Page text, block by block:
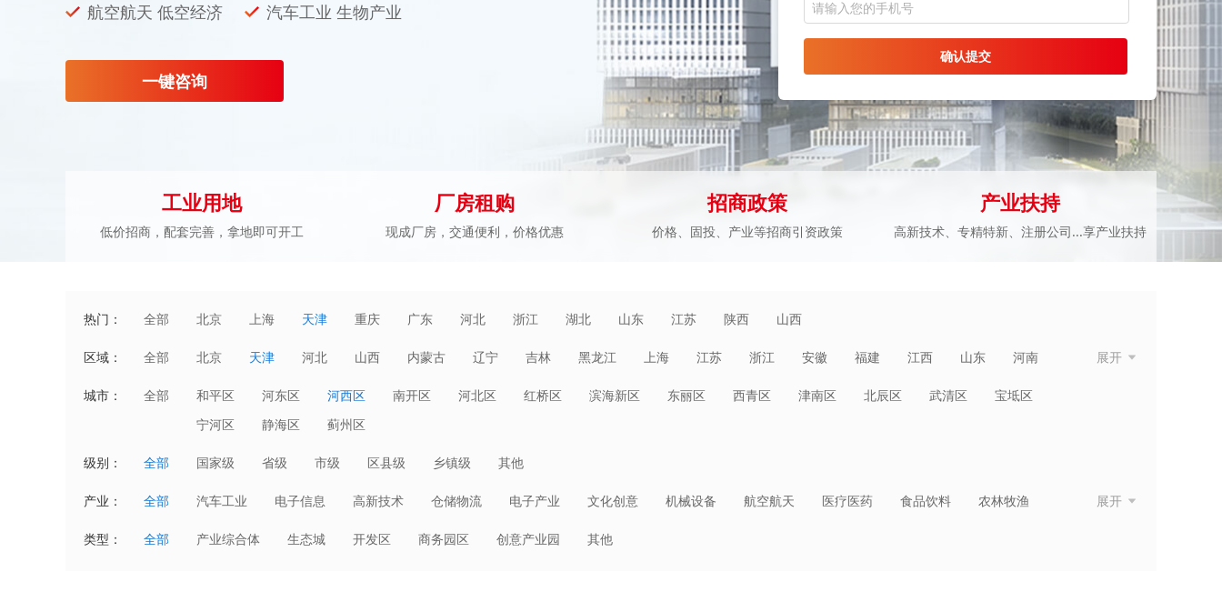
航空航天 低空经济
汽车工业 生物产业
一键咨询
确认提交
工业用地
低价招商，配套完善，拿地即可开工
厂房租购
现成厂房，交通便利，价格优惠
招商政策
价格、固投、产业等招商引资政策
产业扶持
高新技术、专精特新、注册公司...享产业扶持
热门： 全部 北京 上海 天津 重庆 广东 河北 浙江 湖北 山东 江苏 陕西 山西
区域： 全部 北京 天津 河北 山西 内蒙古 辽宁 吉林 黑龙江 上海 江苏 浙江 安徽 福建 江西 山东
河南
湖北
湖南 广西 海南 重庆 四川 贵州 云南 西藏 陕西 甘肃 青海 宁夏 新疆 台湾
澳门
展开
城市： 全部 和平区 河东区 河西区 南开区 河北区 红桥区 滨海新区 东丽区 西青区 津南区 北辰区 武清区
宝坻区
宁河区
静海区 蓟州区
级别： 全部 国家级 省级 市级 区县级 乡镇级 其他
产业： 全部 汽车工业 电子信息 高新技术 仓储物流 电子产业 文化创意 机械设备 航空航天 医疗医药 食品饮料
农林牧渔
国防科技产业
能源电力 化工日化 环保节能 建材冶金
展开
类型： 全部 产业综合体 生态城 开发区 商务园区 创意产业园 其他